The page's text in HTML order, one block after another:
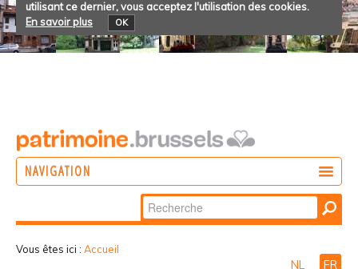
utilisant ce dernier, vous acceptez l'utilisation des cookies.
En savoir plus
OK
NAVIGATION
Chercher par
Recherche
Vous êtes ici : Accueil
NL FR